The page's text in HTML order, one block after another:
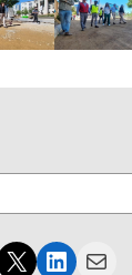
X LinkedIn
Mail